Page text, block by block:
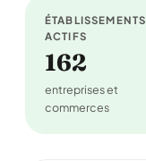
ÉTABLISSEMENTS
ACTIFS
162
entreprises et
commerces